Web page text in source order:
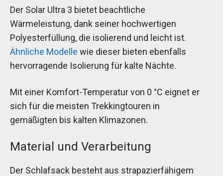
Der Solar Ultra 3 bietet beachtliche
Wärmeleistung, dank seiner hochwertigen
Polyesterfüllung, die isolierend und leicht ist.
Ähnliche Modelle wie dieser bieten ebenfalls
hervorragende Isolierung für kalte Nächte.
Mit einer Komfort-Temperatur von 0 °C eignet er
sich für die meisten Trekkingtouren in
gemäßigten bis kalten Klimazonen.
Material und Verarbeitung
Der Schlafsack besteht aus strapazierfähigem